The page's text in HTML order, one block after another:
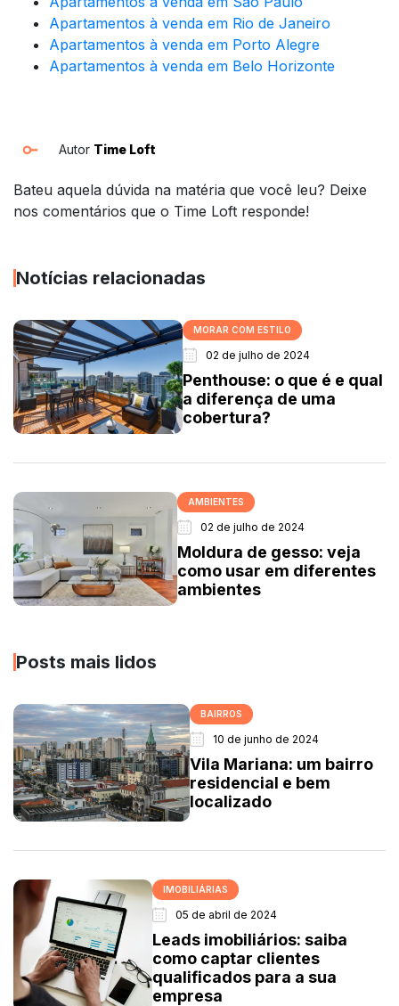
Apartamentos à venda em Rio de Janeiro
Apartamentos à venda em Porto Alegre
Apartamentos à venda em Belo Horizonte
Autor Time Loft
Bateu aquela dúvida na matéria que você leu? Deixe
nos comentários que o Time Loft responde!
Notícias relacionadas
MORAR COM ESTILO
02 de julho de 2024
Penthouse: o que é e qual
a diferença de uma
cobertura?
AMBIENTES
02 de julho de 2024
Moldura de gesso: veja
como usar em diferentes
ambientes
Posts mais lidos
BAIRROS
10 de junho de 2024
Vila Mariana: um bairro
residencial e bem
localizado
IMOBILIÁRIAS
05 de abril de 2024
Leads imobiliários: saiba
como captar clientes
qualificados para a sua
empresa